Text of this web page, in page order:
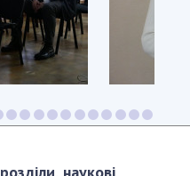
наукові